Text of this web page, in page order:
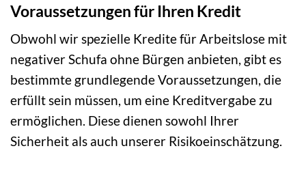
Voraussetzungen für Ihren Kredit
Obwohl wir spezielle Kredite für Arbeitslose mit
negativer Schufa ohne Bürgen anbieten, gibt es
bestimmte grundlegende Voraussetzungen, die
erfüllt sein müssen, um eine Kreditvergabe zu
ermöglichen. Diese dienen sowohl Ihrer
Sicherheit als auch unserer Risikoeinschätzung.